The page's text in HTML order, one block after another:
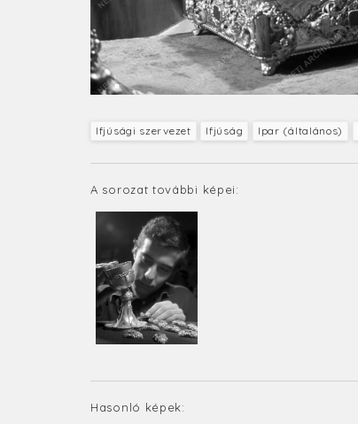
Ifjúsági szervezet Ifjúság Ipar (általános)
A sorozat további képei:
Hasonló képek: